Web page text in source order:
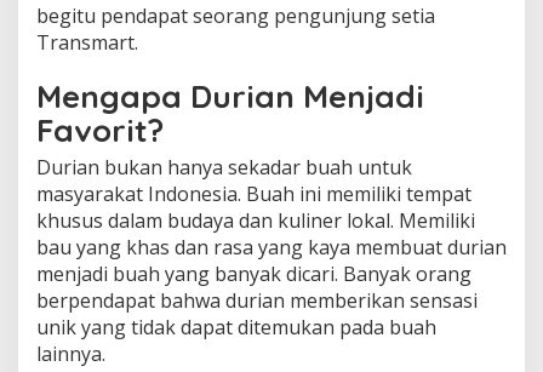
begitu pendapat seorang pengunjung setia
Transmart.
Mengapa Durian Menjadi
Favorit?
Durian bukan hanya sekadar buah untuk
masyarakat Indonesia. Buah ini memiliki tempat
khusus dalam budaya dan kuliner lokal. Memiliki
bau yang khas dan rasa yang kaya membuat durian
menjadi buah yang banyak dicari. Banyak orang
berpendapat bahwa durian memberikan sensasi
unik yang tidak dapat ditemukan pada buah
lainnya.